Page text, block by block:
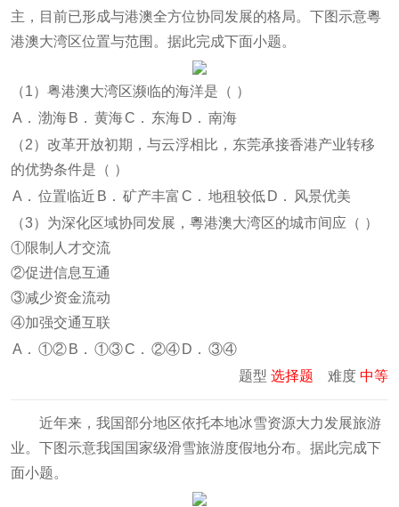
主，目前已形成与港澳全方位协同发展的格局。下图示意粵
港澳大湾区位置与范围。据此完成下面小题。
（1）粤港澳大湾区濒临的海洋是（ ）
A． 渤海 B． 黄海C． 东海 D． 南海
（2）改革开放初期，与云浮相比，东莞承接香港产业转移
的优势条件是（ ）
A． 位置临近 B． 矿产丰富 C． 地租较低 D．
风景优美
（3）为深化区域协同发展，粵港澳大湾区的城市间应（ ）
①限制人才交流
②促进信息互通
③减少资金流动
④加强交通互联
A． ①② B． ①③C． ②④ D． ③④
题型 选择题 难度 中等
近年来，我国部分地区依托本地冰雪资源大力发展旅游
业。下图示意我国国家级滑雪旅游度假地分布。据此完成下
面小题。